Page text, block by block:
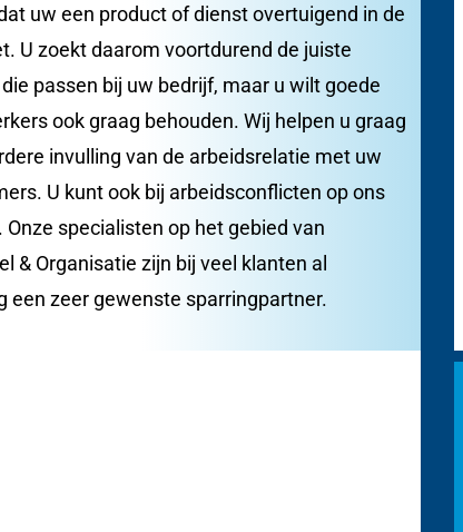
uw een product of dienst overtuigend in de
U zoekt daarom voortdurend de juiste
passen bij uw bedrijf, maar u wilt goede
ook graag behouden. Wij helpen u graag
invulling van de arbeidsrelatie met uw
U kunt ook bij arbeidsconflicten op ons
Onze specialisten op het gebied van
& Organisatie zijn bij veel klanten al
een zeer gewenste sparringpartner.